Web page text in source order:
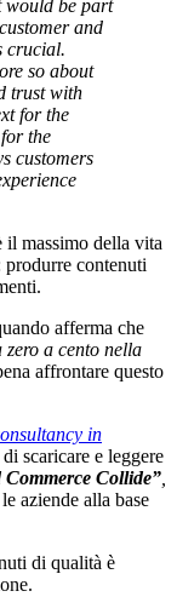
would be part
and
crucial.
so about
trust with
for the
the
customers
il massimo della vita
produrre contenuti
afferma che
zero a cento nella
affrontare questo
in
scaricare e leggere
Collide”
aziende alla base
di qualità è